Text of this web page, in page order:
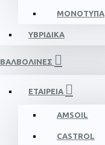
ΜΟΝΟΤΥΠΑ
ΥΒΡΙΔΙΚΑ
ΒΑΛΒΟΛΙΝΕΣ
ΕΤΑΙΡΕΙΑ
AMSOIL
CASTROL